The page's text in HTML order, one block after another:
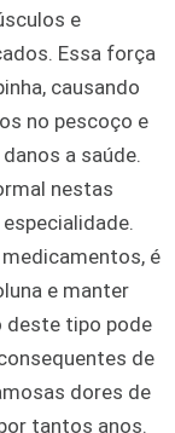
e
Essa força
causando
no pescoço e
a saúde.
nestas
é
e manter
deste tipo pode
de
dores de
tantos anos.